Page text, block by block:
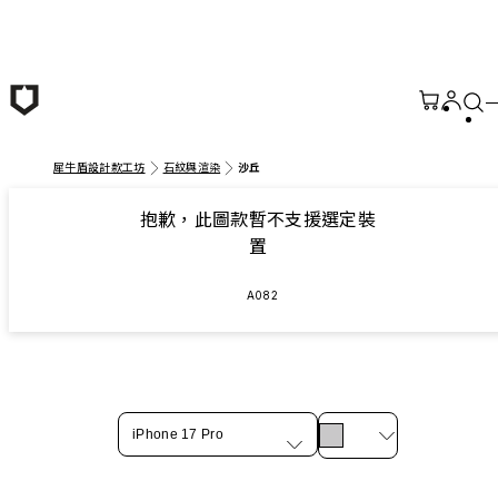
犀牛盾設計款工坊 石紋與渲染 沙丘
抱歉，此圖款暫不支援選定裝
置
A082
iPhone 17 Pro